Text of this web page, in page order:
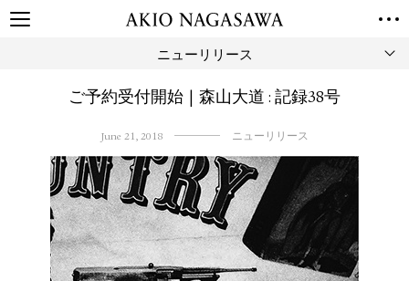
ニューリリース
ご予約受付開始 | 森山大道 : 記録38号
June 21, 2018 ニューリリース
GALLERY
TORANOMON
ONLINE
PUBLISHING
ONLINE SHOP
NEWS
ABOUT
ABOUT US LOCATIONS